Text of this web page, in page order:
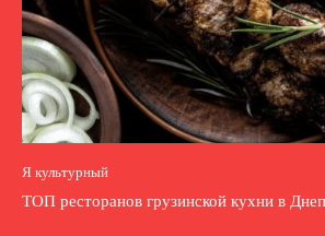
Я культурный
ТОП ресторанов грузинской кухни в